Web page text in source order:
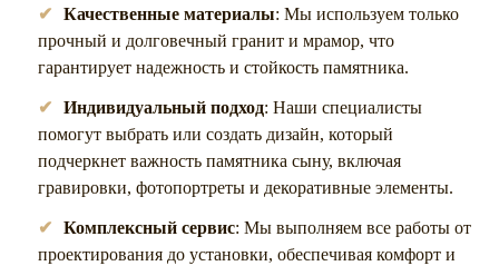
Качественные материалы: Мы используем только
прочный и долговечный гранит и мрамор, что
гарантирует надежность и стойкость памятника.
Индивидуальный подход: Наши специалисты
помогут выбрать или создать дизайн, который
подчеркнет важность памятника сыну, включая
гравировки, фотопортреты и декоративные элементы.
Комплексный сервис: Мы выполняем все работы от
проектирования до установки, обеспечивая комфорт и